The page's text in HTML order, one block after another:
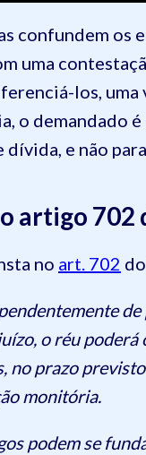
confundem os
uma
los, uma
o demandado
dívida, e não
artigo 702
no art. 702
de
o réu poderá
no prazo
monitória.
podem se